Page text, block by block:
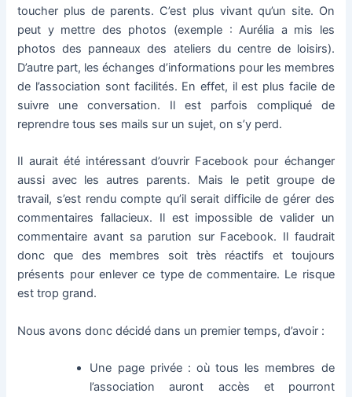
toucher plus de parents. C’est plus vivant qu’un site. On
peut y mettre des photos (exemple : Aurélia a mis les
photos des panneaux des ateliers du centre de loisirs).
D’autre part, les échanges d’informations pour les membres
de l’association sont facilités. En effet, il est plus facile de
suivre une conversation. Il est parfois compliqué de
reprendre tous ses mails sur un sujet, on s’y perd.
Il aurait été intéressant d’ouvrir Facebook pour échanger
aussi avec les autres parents. Mais le petit groupe de
travail, s’est rendu compte qu’il serait difficile de gérer des
commentaires fallacieux. Il est impossible de valider un
commentaire avant sa parution sur Facebook. Il faudrait
donc que des membres soit très réactifs et toujours
présents pour enlever ce type de commentaire. Le risque
est trop grand.
Nous avons donc décidé dans un premier temps, d’avoir :
Une page privée : où tous les membres de
l’association auront accès et pourront